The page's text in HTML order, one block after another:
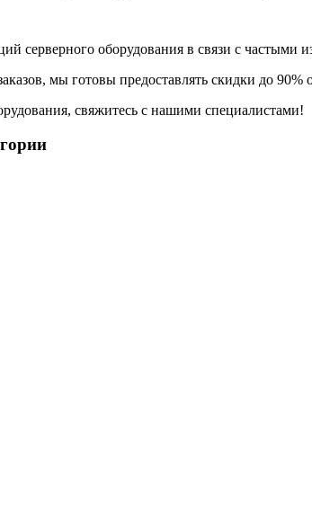
серверного оборудования в связи с частыми
мы готовы предоставлять скидки до
свяжитесь с нашими специалистами!